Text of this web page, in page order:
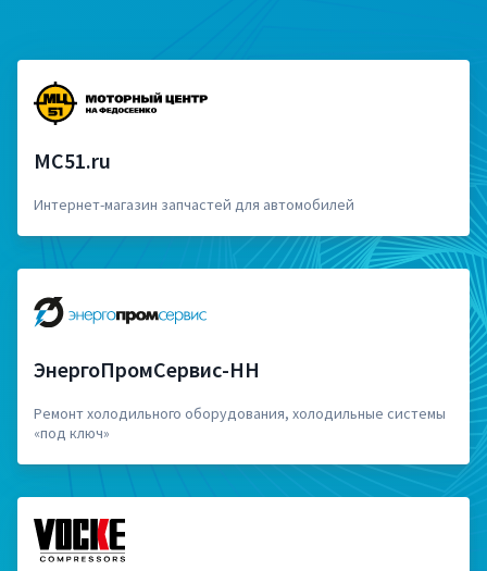
MC51.ru
Интернет-магазин запчастей для автомобилей
ЭнергоПромСервис-НН
Ремонт холодильного оборудования, холодильные системы
«под ключ»